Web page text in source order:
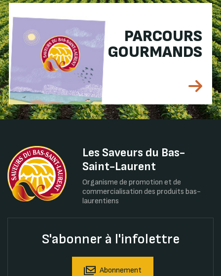
PARCOURS
GOURMANDS
Les Saveurs du Bas-
Saint-Laurent
Organisme de promotion et de
commercialisation des produits bas-
laurentiens
S'abonner à l'infolettre
Abonnement